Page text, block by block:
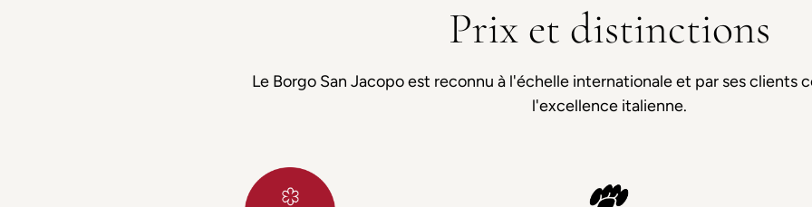
Prix et distinctions
Le Borgo San Jacopo est reconnu à l'échelle internationale et par ses clients
l'excellence italienne.